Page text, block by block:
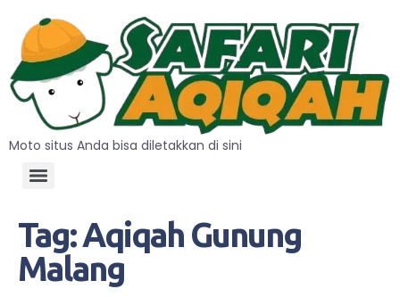
Moto situs Anda bisa diletakkan di sini
Tag:Aqiqah Gunung
Malang